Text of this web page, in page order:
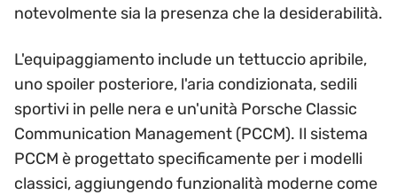
notevolmente sia la presenza che la desiderabilità.
L'equipaggiamento include un tettuccio apribile,
uno spoiler posteriore, l'aria condizionata, sedili
sportivi in pelle nera e un'unità Porsche Classic
Communication Management (PCCM). Il sistema
PCCM è progettato specificamente per i modelli
classici, aggiungendo funzionalità moderne come